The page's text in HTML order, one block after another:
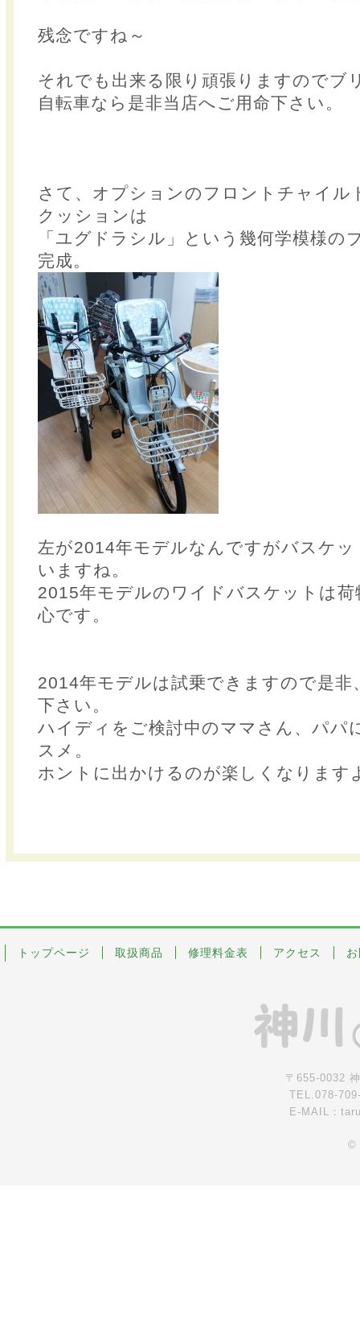
残念ですね～
それでも出来る限り頑張りますのでブ
自転車なら是非当店へご用命下さい。
さて、オプションのフロントチャイル
クッションは
「ユグドラシル」という幾何学模様の
完成。
左が2014年モデルなんですがバスケ
いますね。
2015年モデルのワイドバスケットは
心です。
2014年モデルは試乗できますので是非
下さい。
ハイディをご検討中のママさん、パパ
スメ。
ホントに出かけるのが楽しくなります
トップページ 取扱商品 修理料金表 アクセス
〒655-0032
TEL.078-
E-MAIL：
©